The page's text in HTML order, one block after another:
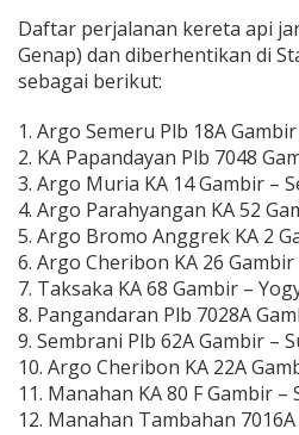
H
a
r
i
n
i
Daftar perjalanan kereta api
Genap) dan diberhentikan di
sebagai berikut:
1. Argo Semeru Plb 18A
2. KA Papandayan Plb 7048
3. Argo Muria KA 14 Gambir –
4. Argo Parahyangan KA 52
5. Argo Bromo Anggrek KA 2
6. Argo Cheribon KA 26
7. Taksaka KA 68 Gambir –
8. Pangandaran Plb 7028A
9. Sembrani Plb 62A Gambir –
10. Argo Cheribon KA 22A
11. Manahan KA 80 F Gambir
12. Manahan Tambahan